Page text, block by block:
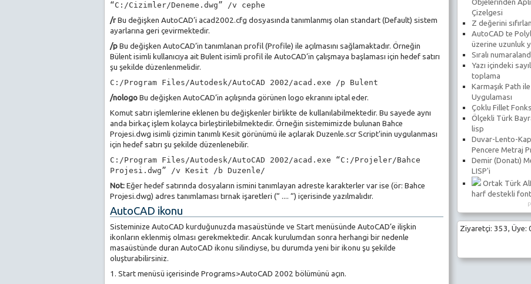
Objelerinden
Çizelgesi
Z değerini
AutoCAD te
üzerine uzunluk
Sıralı
Yazı içindeki
toplama
Karmaşık Path
Uygulaması
Çoklu Fillet
Ölçekli Türk
lisp
Duvar-Lento-
Pencere Metraj
Demir (Donatı)
LISP'i
Ortak Türk
harf destekli
Ziyaretçi: 353, Üye:
“C:/Cizimler/Deneme.dwg” /v cephe
/rBu değişken AutoCAD’i acad2002.cfg dosyasında tanımlanmış olan standart (Default) sistem
ayarlarına geri çevirmektedir.
/pBu değişken AutoCAD’in tanımlanan profil (Profile) ile açılmasını sağlamaktadır. Örneğin
Bülent isimli kullanıcıya ait Bulent isimli profil ile AutoCAD’in çalışmaya başlaması için hedef satırı
şu şekilde düzenlenmelidir.
C:/Program Files/Autodesk/AutoCAD 2002/acad.exe /p Bulent
/nologoBu değişken AutoCAD’in açılışında görünen logo ekranını iptal eder.
Komut satırı işlemlerine eklenen bu değişkenler birlikte de kullanılabilmektedir. Bu sayede aynı
anda birkaç işlem kolayca birleştirilebilmektedir. Örneğin sistemimizde bulunan Bahce
Projesi.dwg isimli çizimin tanımlı Kesit görünümü ile açılarak Duzenle.scr Script’inin uygulanması
için hedef satırı şu şekilde düzenlenebilir.
C:/Program Files/Autodesk/AutoCAD 2002/acad.exe “C:/Projeler/Bahce
Projesi.dwg” /v Kesit /b Duzenle/
Not:Eğer hedef satırında dosyaların ismini tanımlayan adreste karakterler var ise (ör: Bahce
Projesi.dwg) adres tanımlaması tırnak işaretleri (“ .... “) içerisinde yazılmalıdır.
AutoCAD ikonu
Sisteminize AutoCAD kurduğunuzda masaüstünde ve Start menüsünde AutoCAD’e ilişkin
ikonların eklenmiş olması gerekmektedir. Ancak kurulumdan sonra herhangi bir nedenle
masaüstünde duran AutoCAD ikonu silindiyse, bu durumda yeni bir ikonu şu şekilde
oluşturabilirsiniz.
1. Start menüsü içerisinde Programs>AutoCAD 2002 bölümünü açın.